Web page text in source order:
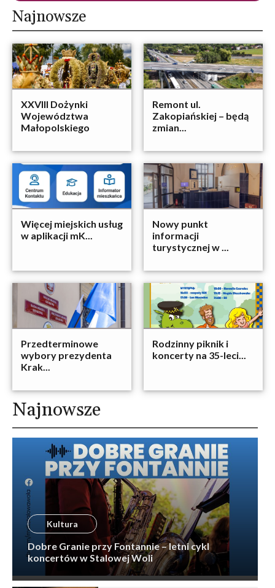
Najnowsze
XXVIII Dożynki
Województwa
Małopolskiego
Remont ul.
Zakopiańskiej – będą
zmian...
Więcej miejskich usług
w aplikacji mK...
Nowy punkt
informacji
turystycznej w ...
Przedterminowe
wybory prezydenta
Krak...
Rodzinny piknik i
koncerty na 35-leci...
Najnowsze
Kultura
Dobre Granie przy Fontannie – letni cykl
koncertów w Stalowej Woli